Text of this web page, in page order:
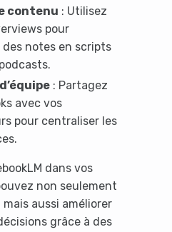
contenu : Utilisez
pour
notes en scripts
: Partagez
avec vos
pour centraliser les
dans vos
non seulement
aussi améliorer
grâce à des